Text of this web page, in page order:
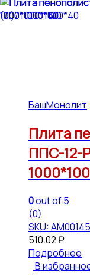
БашМонолит
Плита
ППС-12-
0out of 5
(0)
SKU:
510.02 ₽
Подробнее
В